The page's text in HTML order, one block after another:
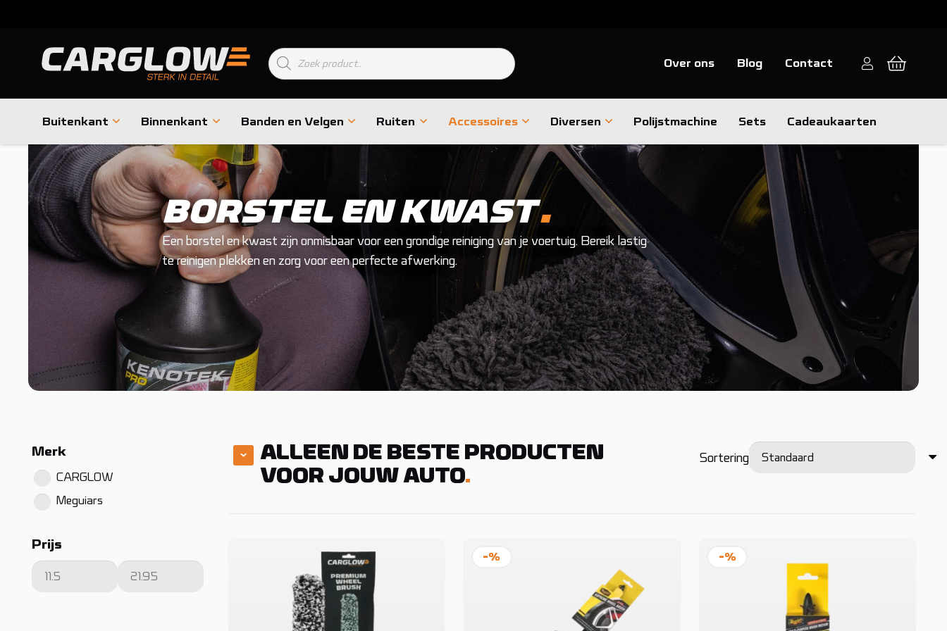
Producten
zoeken
Over ons Blog Contact
Buitenkant Binnenkant Banden en Velgen Ruiten Accessoires Diversen Polijstmachine Sets Cadeaukaarten
BORSTEL EN KWAST.
Een borstel en kwast zijn onmisbaar voor een grondige reiniging van je voertuig. Bereik lastig
te reinigen plekken en zorg voor een perfecte afwerking.
Merk
CARGLOW
Meguiars
Prijs
ALLEEN DE BESTE PRODUCTEN
VOOR JOUW AUTO.
Sortering
-% -%